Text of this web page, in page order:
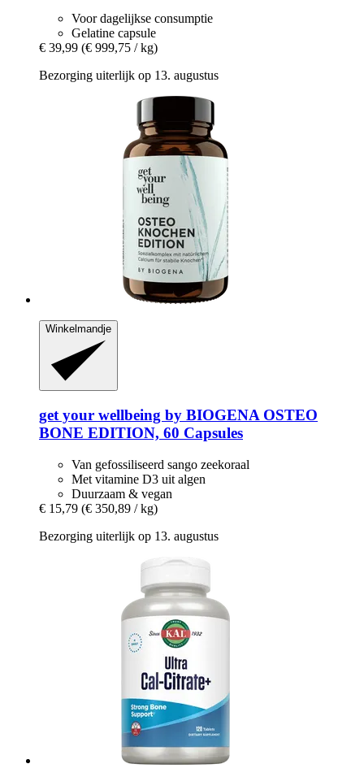
Voor dagelijkse consumptie
Gelatine capsule
€ 39,99 (€ 999,75 / kg)
Bezorging uiterlijk op 13. augustus
Winkelmandje
get your wellbeing by BIOGENA OSTEO
BONE EDITION, 60 Capsules
Van gefossiliseerd sango zeekoraal
Met vitamine D3 uit algen
Duurzaam & vegan
€ 15,79 (€ 350,89 / kg)
Bezorging uiterlijk op 13. augustus